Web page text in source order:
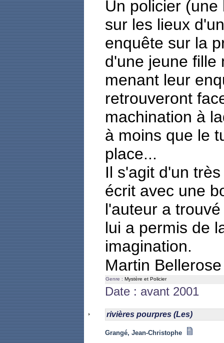
Un policier
sur les lieux
enquête sur la
d'une jeune fille
menant leur
retrouveront
machination à
à moins que le
place...
Il s'agit d'un
écrit avec une
l'auteur a
lui a permis de
imagination.
Martin
Genre : Mystère et Policier
Date : avant 2001
rivières pourpres (Les)
Grangé, Jean-Christophe